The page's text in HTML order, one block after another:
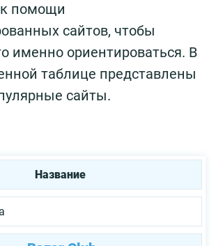
помощи
сайтов, чтобы
именно ориентироваться. В
таблице представлены
сайты.
Название